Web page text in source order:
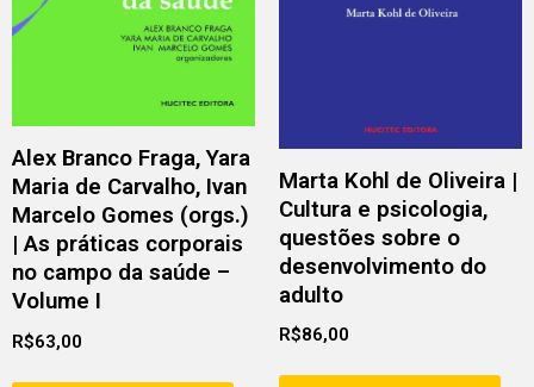
Alex Branco Fraga, Yara
Maria de Carvalho, Ivan
Marcelo Gomes (orgs.)
| As práticas corporais
no campo da saúde –
Volume I
R$63,00
Marta Kohl de Oliveira |
Cultura e psicologia,
questões sobre o
desenvolvimento do
adulto
R$86,00